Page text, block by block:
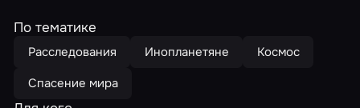
По тематике
Расследования Инопланетяне
Космос
Спасение мира